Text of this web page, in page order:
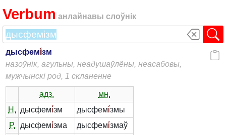
Verbum анлайнавы слоўнік
дысфемі́зм
назоўнік, агульны, неадушаўлёны, неасабовы,
мужчынскі род, 1 скланенне
адз.
мн.
Н. дысфемі́зм дысфемі́змы
Р.
дысфемі́зма дысфемі́змаў